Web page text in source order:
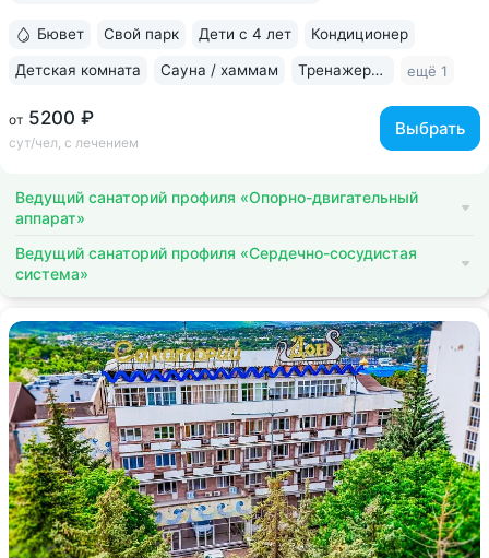
от 5200 ₽
сут/чел, с лечением
Выбрать
Бювет Свой парк Дети с 4 лет Кондиционер
Детская комната Сауна / хаммам Тренажерный зал ещё 1
Ведущий санаторий профиля «Опорно-двигательный
аппарат»
Ведущий санаторий профиля «Сердечно-сосудистая
система»